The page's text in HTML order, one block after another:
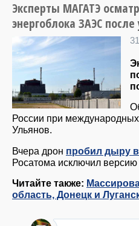
Эксперты МАГАТЭ
энергоблока ЗАЭС
России при
Ульянов.
Вчера дрон пробил дыру
Росатома исключил версию
Читайте также:
область, Донецк и